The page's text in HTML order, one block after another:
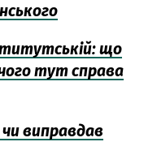
що
тут справа
виправдав